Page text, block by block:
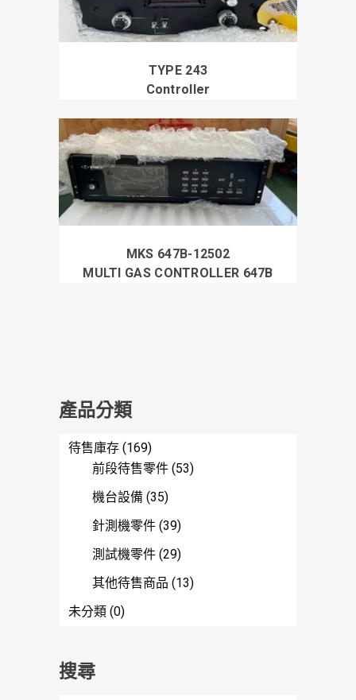
TYPE 243
Controller
MKS 647B-12502
MULTI GAS CONTROLLER 647B
產品分類
待售庫存 (169)
前段待售零件 (53)
機台設備 (35)
針測機零件 (39)
測試機零件 (29)
其他待售商品 (13)
未分類 (0)
搜尋